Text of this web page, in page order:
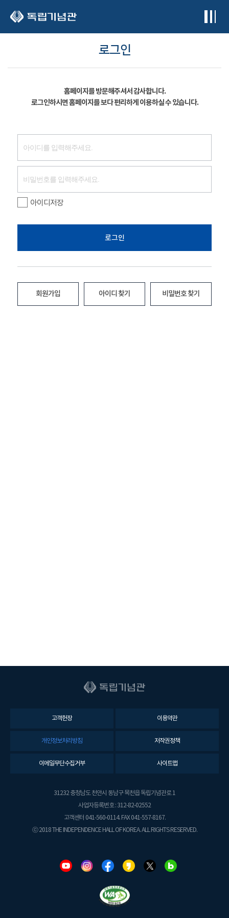
로그인
홈페이지를 방문해주셔서 감사합니다.
로그인하시면 홈페이지를 보다 편리하게 이용하실 수 있습니다.
아이디저장
로그인
회원가입 아이디 찾기 비밀번호 찾기
고객헌장 이용약관
개인정보처리방침 저작권정책
이메일무단수집거부 사이트맵
31232 충청남도 천안시 동남구 목천읍 독립기념관로 1
사업자등록번호 : 312-82-02552
고객센터 041-560-0114. FAX 041-557-8167.
ⓒ 2018 THE INDEPENDENCE HALL OF KOREA. ALL RIGHTS RESERVED.